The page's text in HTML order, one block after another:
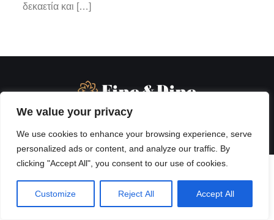
We value your privacy
We use cookies to enhance your browsing experience, serve
personalized ads or content, and analyze our traffic. By
clicking "Accept All", you consent to our use of cookies.
Customize Reject All Accept All
δεκαετία και […]